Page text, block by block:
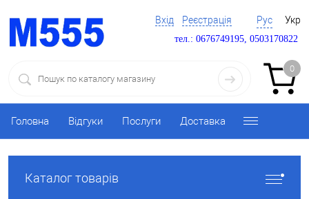
Вхід Реєстрація Рус Укр
тел.: 0676749195, 0503170822
0
Головна Відгуки Послуги Доставка
Каталог товарів